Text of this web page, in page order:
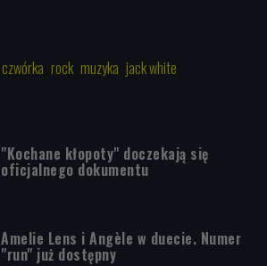
czwórka rock muzyka jack white
"Kochane kłopoty" doczekają się
oficjalnego dokumentu
Amelie Lens i Angèle w duecie. Numer
"run" już dostępny